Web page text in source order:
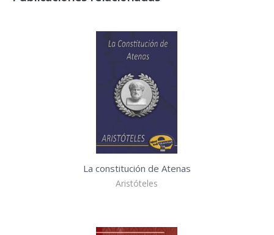
La constitución de Atenas
Aristóteles